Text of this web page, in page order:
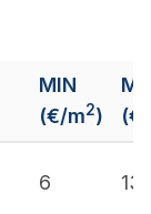
MIN
(€/m2)
6